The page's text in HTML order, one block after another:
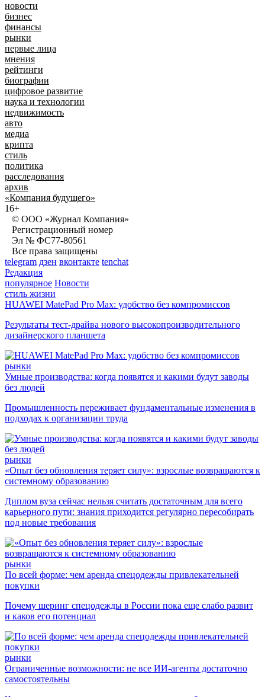
новости
бизнес
финансы
рынки
первые лица
мнения
рейтинги
биографии
цифровое развитие
наука и технологии
недвижимость
авто
медиа
крипта
стиль
политика
расследования
архив
«Компания будущего»
16+
© ООО «Журнал Компания»
Регистрационный номер
Эл № ФС77-80561
Все права защищены
telegram дзен вконтакте tenchat
Редакция
популярное Новости
стиль жизни
HUAWEI MatePad Pro Max: удобство без компромиссов
Результаты тест-драйва нового высокопроизводительного
дизайнерского планшета
рынки
Умные производства: когда появятся и какими будут заводы
без людей
Промышленность переживает фундаментальные изменения в
подходах к организации труда
рынки
«Опыт без обновления теряет силу»: взрослые возвращаются к
системному образованию
Диплом вуза сейчас нельзя считать достаточным для всего
карьерного пути: знания приходится регулярно пересобирать
под новые требования
рынки
По всей форме: чем аренда спецодежды привлекательней
покупки
Почему шеринг спецодежды в России пока еще слабо развит
и каков его потенциал
рынки
Ограниченные возможности: не все ИИ-агенты достаточно
самостоятельны